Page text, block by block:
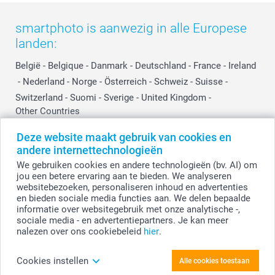
Deze website maakt gebruik van cookies en
andere internettechnologieën
We gebruiken cookies en andere technologieën (bv. AI) om
jou een betere ervaring aan te bieden. We analyseren
websitebezoeken, personaliseren inhoud en advertenties
en bieden sociale media functies aan. We delen bepaalde
informatie over websitegebruik met onze analytische -,
sociale media - en advertentiepartners. Je kan meer
nalezen over ons cookiebeleid hier.
Cookies instellen Alle cookies toestaan
Personaliseer je Familieplanner A3
smartphoto is aanwezig in alle Europese
landen:
België - Belgique - Danmark - Deutschland - France - Ireland
- Nederland - Norge - Österreich - Schweiz - Suisse -
Switzerland - Suomi - Sverige - United Kingdom -
Other Countries
© smartphoto group. Alle rechten voorbehouden.Disclaimer
Alle prijzen zijn in EURO (€) inclusief BTW en exclusief verzendkosten.